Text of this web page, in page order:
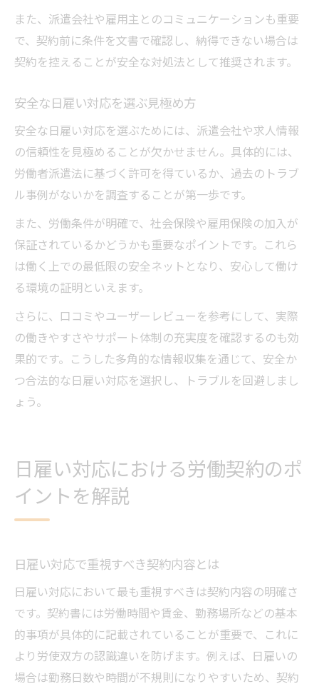
また、派遣会社や雇用主とのコミュニケーションも重要
で、契約前に条件を文書で確認し、納得できない場合は
契約を控えることが安全な対処法として推奨されます。
安全な日雇い対応を選ぶ見極め方
安全な日雇い対応を選ぶためには、派遣会社や求人情報
の信頼性を見極めることが欠かせません。具体的には、
労働者派遣法に基づく許可を得ているか、過去のトラブ
ル事例がないかを調査することが第一歩です。
また、労働条件が明確で、社会保険や雇用保険の加入が
保証されているかどうかも重要なポイントです。これら
は働く上での最低限の安全ネットとなり、安心して働け
る環境の証明といえます。
さらに、口コミやユーザーレビューを参考にして、実際
の働きやすさやサポート体制の充実度を確認するのも効
果的です。こうした多角的な情報収集を通じて、安全か
つ合法的な日雇い対応を選択し、トラブルを回避しまし
ょう。
日雇い対応における労働契約のポ
イントを解説
日雇い対応で重視すべき契約内容とは
日雇い対応において最も重視すべきは契約内容の明確さ
です。契約書には労働時間や賃金、勤務場所などの基本
的事項が具体的に記載されていることが重要で、これに
より労使双方の認識違いを防げます。例えば、日雇いの
場合は勤務日数や時間が不規則になりやすいため、契約